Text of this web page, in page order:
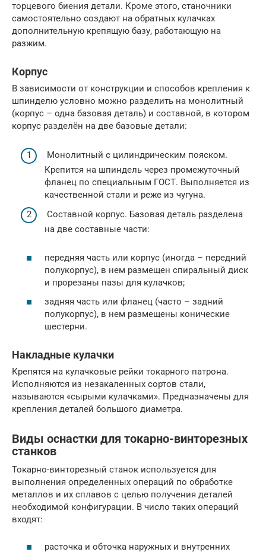
торцевого биения детали. Кроме этого, станочники
самостоятельно создают на обратных кулачках
дополнительную крепящую базу, работающую на
разжим.
Корпус
В зависимости от конструкции и способов крепления к
шпинделю условно можно разделить на монолитный
(корпус – одна базовая деталь) и составной, в котором
корпус разделён на две базовые детали:
Монолитный с цилиндрическим пояском.
Крепится на шпиндель через промежуточный
фланец по специальным ГОСТ. Выполняется из
качественной стали и реже из чугуна.
Составной корпус. Базовая деталь разделена
на две составные части:
передняя часть или корпус (иногда – передний
полукорпус), в нем размещен спиральный диск
и прорезаны пазы для кулачков;
задняя часть или фланец (часто – задний
полукорпус), в нем размещены конические
шестерни.
Накладные кулачки
Крепятся на кулачковые рейки токарного патрона.
Исполняются из незакаленных сортов стали,
называются «сырыми кулачками». Предназначены для
крепления деталей большого диаметра.
Виды оснастки для токарно-винторезных
станков
Токарно-винторезный станок используется для
выполнения определенных операций по обработке
металлов и их сплавов с целью получения деталей
необходимой конфигурации. В число таких операций
входят:
расточка и обточка наружных и внутренних